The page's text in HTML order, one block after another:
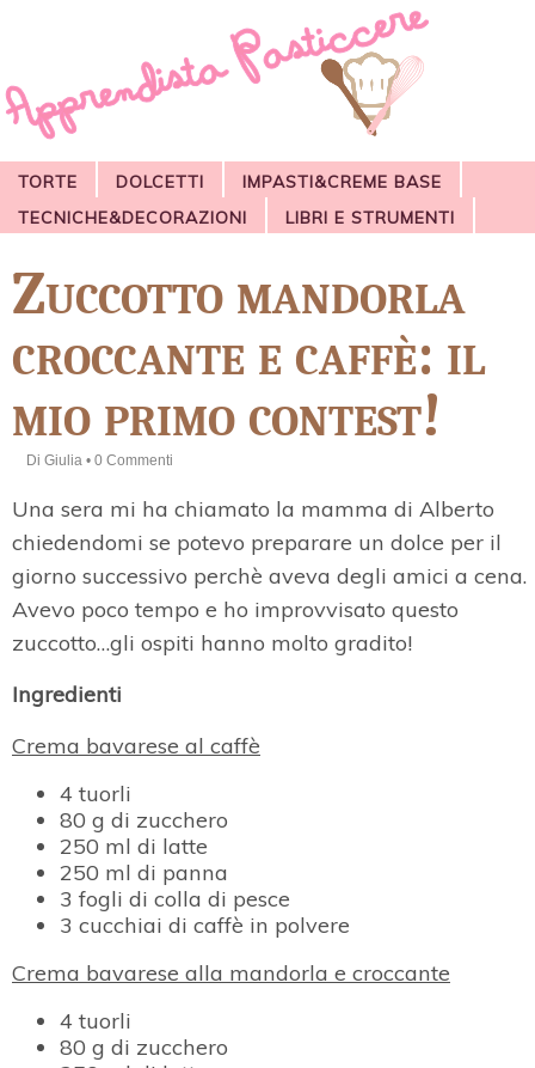
TORTE DOLCETTI
IMPASTI&CREME BASE
TECNICHE&DECORAZIONI
LIBRI E STRUMENTI
Zuccotto mandorla
croccante e caffè: il
mio primo contest!
Di Giulia • 0 Commenti
Una sera mi ha chiamato la mamma di Alberto
chiedendomi se potevo preparare un dolce per il
giorno successivo perchè aveva degli amici a cena.
Avevo poco tempo e ho improvvisato questo
zuccotto…gli ospiti hanno molto gradito!
Ingredienti
Crema bavarese al caffè
4 tuorli
80 g di zucchero
250 ml di latte
250 ml di panna
3 fogli di colla di pesce
3 cucchiai di caffè in polvere
Crema bavarese alla mandorla e croccante
4 tuorli
80 g di zucchero